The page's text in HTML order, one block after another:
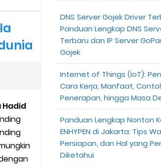
Hadid
DNS Server Gojek Driver
Panduan Lengkap DNS
Terbaru dan IP Server
Gojek
Internet of Things (IoT):
Cara Kerja, Manfaat,
Penerapan, hingga Masa
Panduan Lengkap Nonton
ENHYPEN di Jakarta: Tips
Persiapan, dan Hal yang
Diketahui